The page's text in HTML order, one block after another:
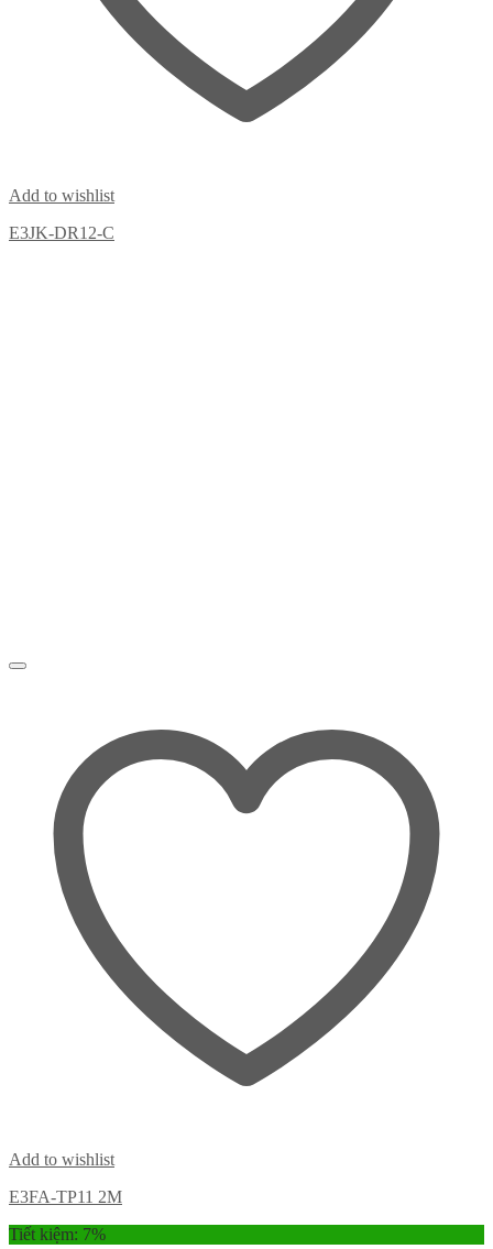
Add to wishlist
E3JK-DR12-C
Add to wishlist
E3FA-TP11 2M
Tiết kiệm: 7%